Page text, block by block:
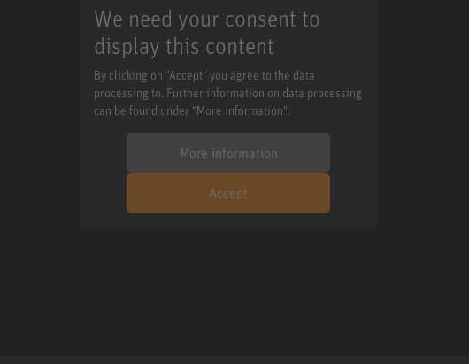
We need your consent to
display this content
By clicking on "Accept" you agree to the data
processing to. Further information on data processing
can be found under "More information".
More information
Accept